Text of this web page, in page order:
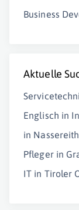
Business
Aktuelle
Englisch in
in Nassereith
Pfleger in
IT in Tiroler